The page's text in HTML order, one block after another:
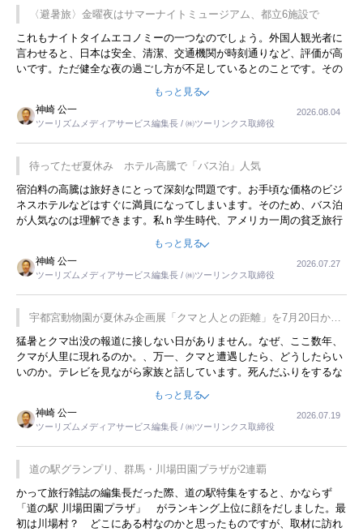
〈避暑旅〉金曜夜はサマーナイトミュージアム、都立6施設で
これもナイトタイムエコノミーの一つなのでしょう。外国人観光者に
言わせると、日本は安全、清潔、交通機関が時刻通りなど、評価が高
いです。ただ健全な夜の過ごし方が不足しているとのことです。その
ような意味で、金曜夜にこのようなイベントが行われれば、日本人に
限らず外国人にとっても楽しみが増えるでしょうね。
もっと見る
神崎 公一
ツーリズムメディアサービス編集長 / ㈱ツーリンクス取締役
2026.08.04
待ってたぜ夏休み ホテル高騰で「バス泊」人気
宿泊料の高騰は旅好きにとって深刻な問題です。お手頃な価格のビジ
ネスホテルなどはすぐに満員になってしまいます。そのため、バス泊
が人気なのは理解できます。私ｈ学生時代、アメリカ一周の貧乏旅行
をした時は、移動はグレイハウンドバスでした。夕方から夜の便を利
用してホテル代を浮かせていました。ただし、若いからできたことで
す。若い人が夜行バスで京都に行った、青森に行ったと聞くと、疲れ
が残らないのかなと思ってしまいます。
もっと見る
神崎 公一
ツーリズムメディアサービス編集長 / ㈱ツーリンクス取締役
2026.07.27
宇都宮動物園が夏休み企画展「クマと人との距離」を7月20日から
開催
猛暑とクマ出没の報道に接しない日がありません。なぜ、ここ数年、
クマが人里に現れるのか。、万一、クマと遭遇したら、どうしたらい
いのか。テレビを見ながら家族と話しています。死んだふりをするな
んてことは、冗談でもいえません。そんな中で、この企画展はタイム
もっと見る
神崎 公一
ツーリズムメディアサービス編集長 / ㈱ツーリンクス取締役
2026.07.19
道の駅グランプリ、群馬・川場田園プラザが2連覇
かって旅行雑誌の編集長だった際、道の駅特集をすると、かならず
「道の駅 川場田園プラザ」 がランキング上位に顔をだしました。最
初は川場村？ どこにある村なのかと思ったものですが、取材に訪れ